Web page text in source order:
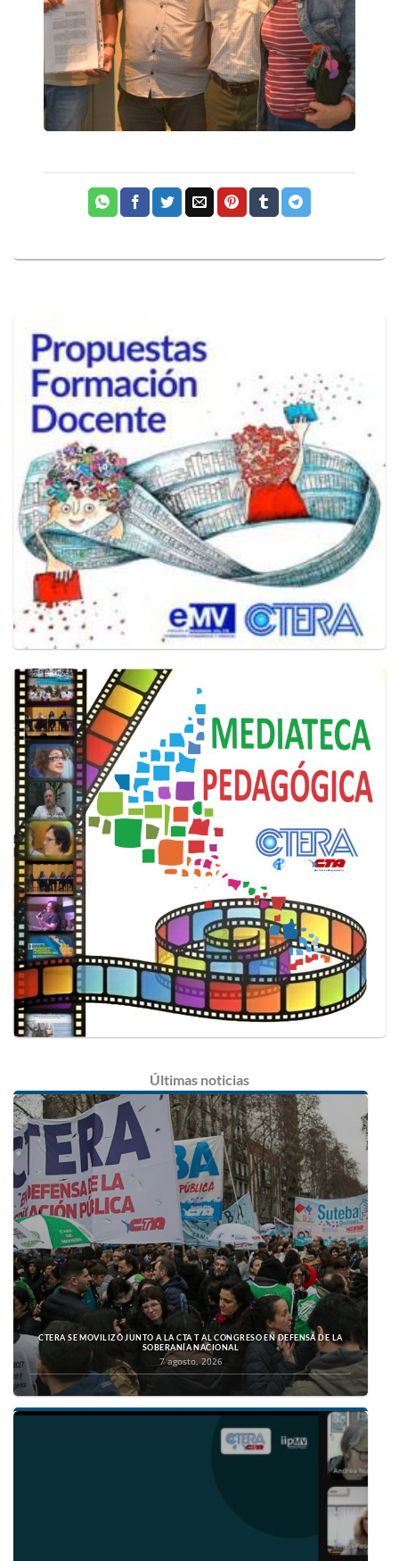
Últimas noticias
CTERA SE MOVILIZÓ JUNTO A LA CTA T AL CONGRESO EN DEFENSA DE LA
SOBERANÍA NACIONAL
7 agosto, 2026